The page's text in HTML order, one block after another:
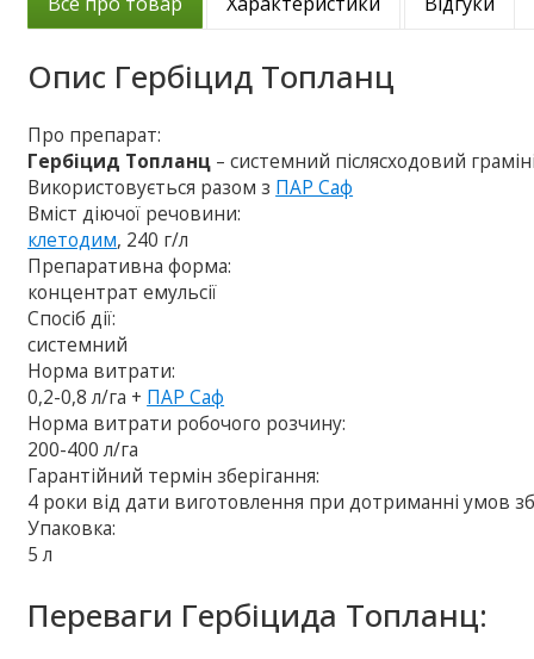
Опис Гербіцид Топланц
Про препарат:
Гербіцид Топланц – системний післясходовий
Використовується разом з ПАР Саф
Вміст діючої речовини:
клетодим, 240 г/л
Препаративна форма:
концентрат емульсії
Спосіб дії:
системний
Норма витрати:
0,2-0,8 л/га + ПАР Саф
Норма витрати робочого розчину:
200-400 л/га
Гарантійний термін зберігання:
4 роки від дати виготовлення при дотриманні умов
Упаковка:
5 л
Переваги Гербіцида Топланц: